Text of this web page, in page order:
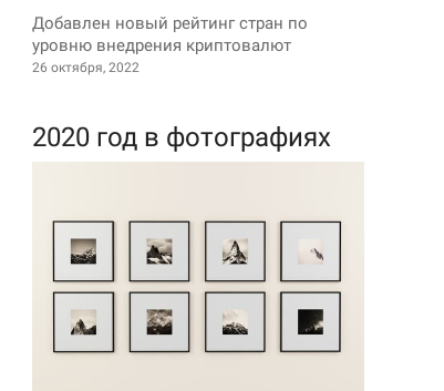
Добавлен новый рейтинг стран по
уровню внедрения криптовалют
26 октября, 2022
2020 год в фотографиях